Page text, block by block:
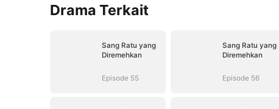
Drama Terkait
Sang Ratu yang
Diremehkan
Episode 55
Sang Ratu yang
Diremehkan
Episode 56